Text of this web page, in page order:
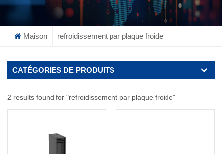
Maison refroidissement par plaque froide
CATÉGORIES DE PRODUITS
2 results found for "refroidissement par plaque froide"